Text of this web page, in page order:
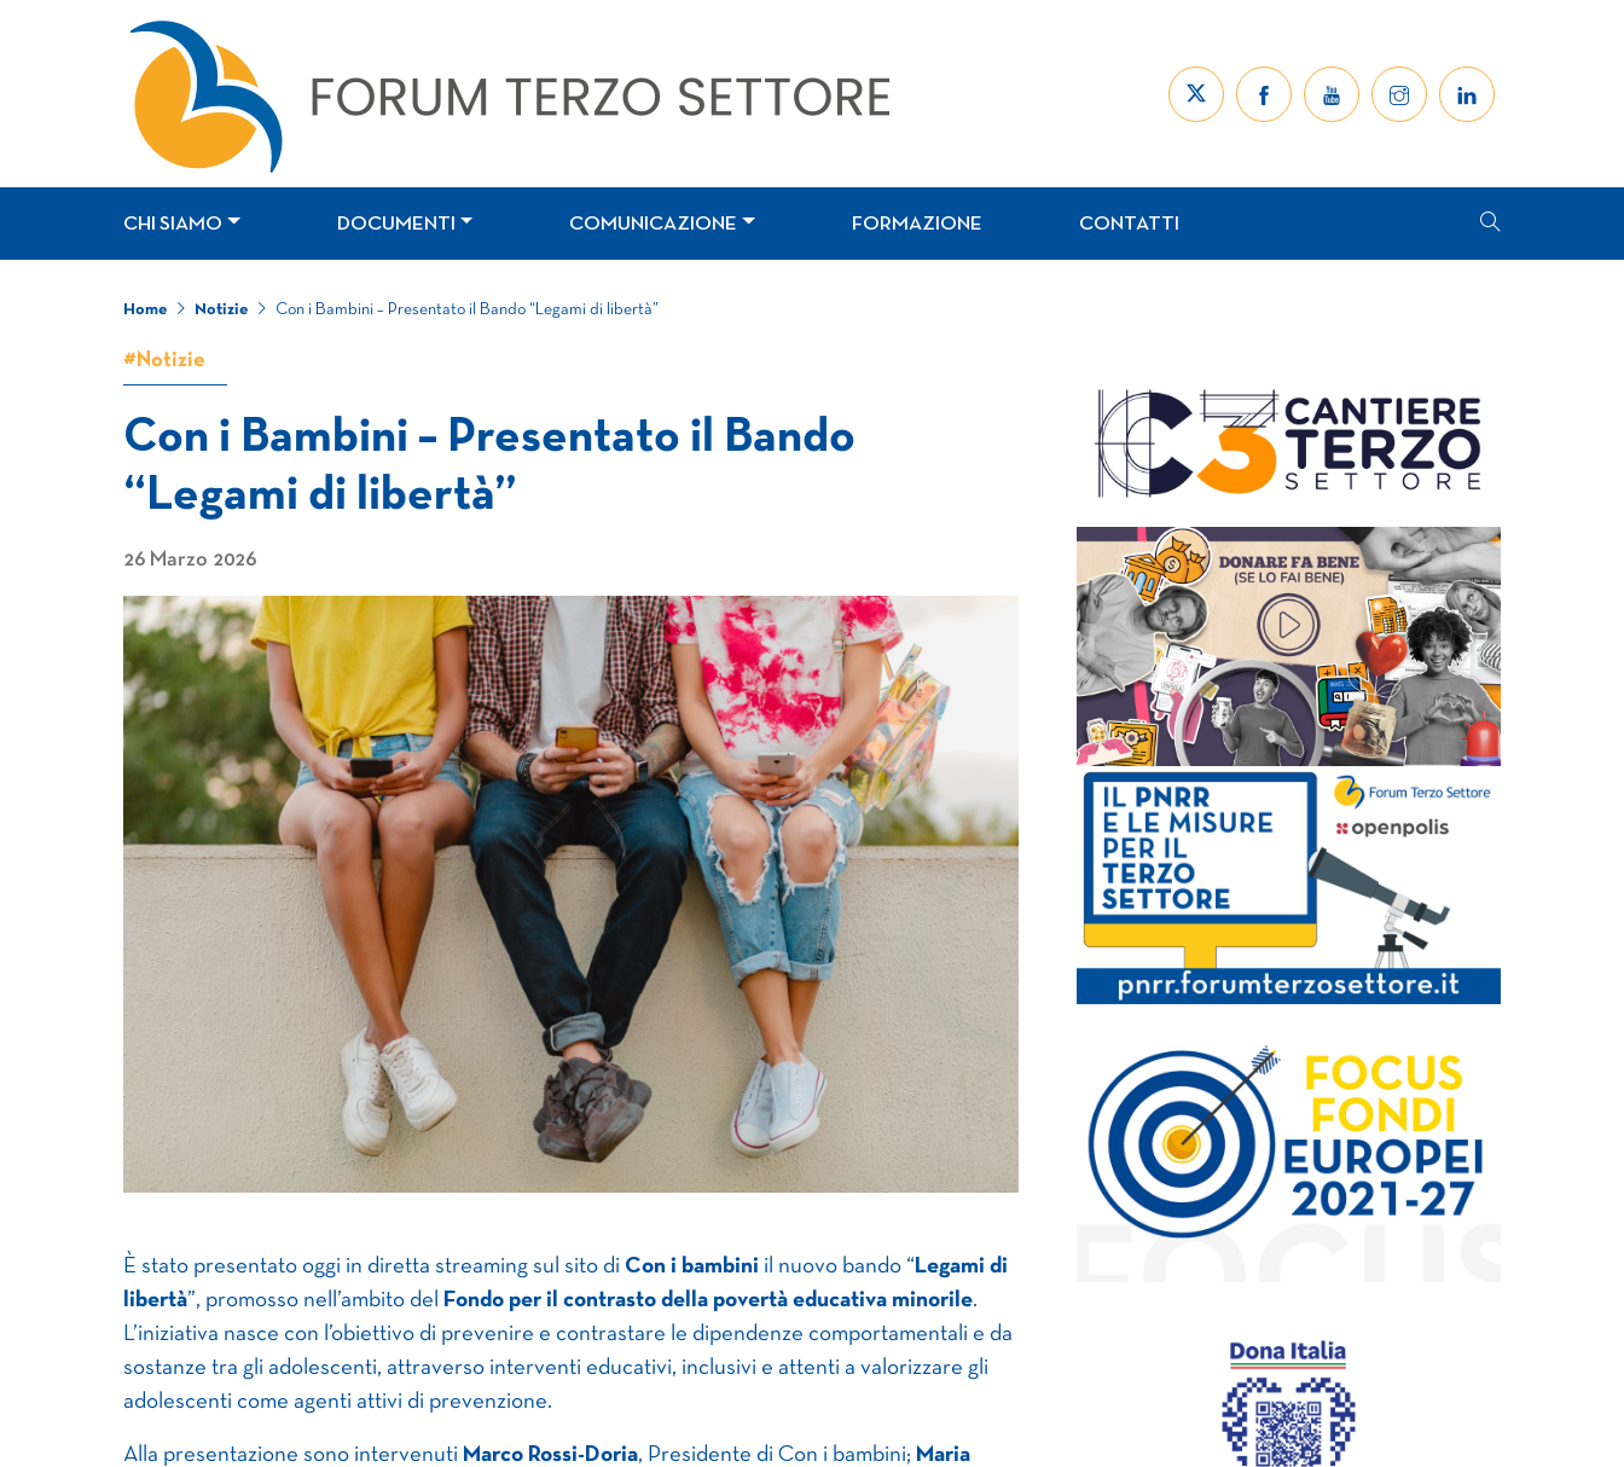
CHI SIAMO DOCUMENTI COMUNICAZIONE FORMAZIONE CONTATTI
Home Notizie Con i Bambini – Presentato il Bando “Legami di libertà”
#Notizie
Con i Bambini – Presentato il Bando
“Legami di libertà”
26 Marzo 2026
È stato presentato oggi in diretta streaming sul sito di Con i bambini il nuovo bando “ Legami di
libertà”, promosso nell’ambito del Fondo per il contrasto della povertà educativa minorile.
L’iniziativa nasce con l’obiettivo di prevenire e contrastare le dipendenze comportamentali e da
sostanze tra gli adolescenti, attraverso interventi educativi, inclusivi e attenti a valorizzare gli
adolescenti come agenti attivi di prevenzione.
Alla presentazione sono intervenuti Marco Rossi-Doria, Presidente di Con i bambini; Maria